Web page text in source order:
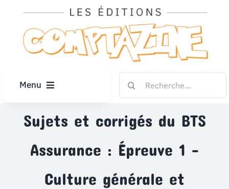
contenu
Menu
ACCUEIL
ARTICLES
DIPLÔMES
Sujets et corrigés du BTS
Assurance : Épreuve 1 –
Culture générale et